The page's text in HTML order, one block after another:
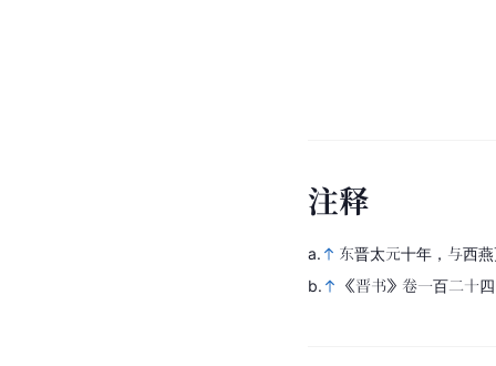
注释
a.
东晋太元十年，与西
b.
《晋书》卷一百二十